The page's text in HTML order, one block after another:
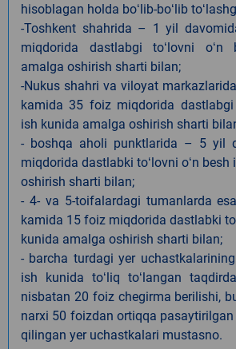
hisoblagan holda boʻlib-boʻlib
-Toshkent shahrida – 1 yil
miqdorida dastlabgi toʻlovni
amalga oshirish sharti bilan;
-Nukus shahri va viloyat
kamida 35 foiz miqdorida dastlabgi
ish kunida amalga oshirish sharti
- boshqa aholi punktlarida – 5 yil
miqdorida dastlabki toʻlovni oʻn
oshirish sharti bilan;
- 4- va 5-toifalardagi tumanlarda
kamida 15 foiz miqdorida dastlabki
kunida amalga oshirish sharti bilan;
- barcha turdagi yer
ish kunida toʻliq toʻlangan
nisbatan 20 foiz chegirma berilishi,
narxi 50 foizdan ortiqqa
qilingan yer uchastkalari mustasno.